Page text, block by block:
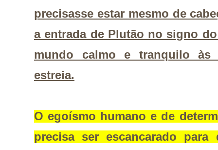
precisasse estar mesmo de
a entrada de Plutão no signo
mundo calmo e tranquilo às
estreia.
O egoísmo humano e de
precisa ser escancarado